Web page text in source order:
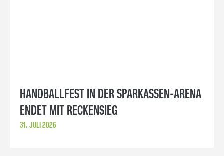
HANDBALLFEST IN DER SPARKASSEN-ARENA
ENDET MIT RECKENSIEG
31. JULI 2026